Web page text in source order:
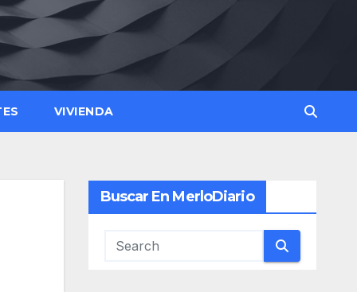
VIVIENDA
Buscar En MerloDiario